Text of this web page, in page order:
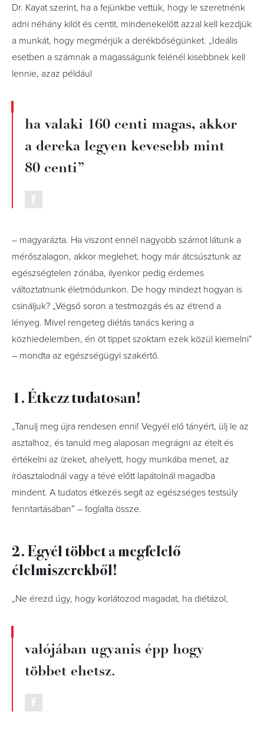
Dr. Kayat szerint, ha a fejünkbe vettük, hogy le szeretnénk
adni néhány kilót és centit, mindenekelőtt azzal kell kezdjük
a munkát, hogy megmérjük a derékbőségünket. „Ideális
esetben a számnak a magasságunk felénél kisebbnek kell
lennie, azaz például
ha valaki 160 centi magas, akkor
a dereka legyen kevesebb mint
80 centi”
– magyarázta. Ha viszont ennél nagyobb számot látunk a
mérőszalagon, akkor meglehet, hogy már átcsúsztunk az
egészségtelen zónába, ilyenkor pedig érdemes
változtatnunk életmódunkon. De hogy mindezt hogyan is
csináljuk? „Végső soron a testmozgás és az étrend a
lényeg. Mivel rengeteg diétás tanács kering a
közhiedelemben, én öt tippet szoktam ezek közül kiemelni”
– mondta az egészségügyi szakértő.
1. Étkezz tudatosan!
„Tanulj meg újra rendesen enni! Vegyél elő tányért, ülj le az
asztalhoz, és tanuld meg alaposan megrágni az ételt és
értékelni az ízeket, ahelyett, hogy munkába menet, az
íróasztalodnál vagy a tévé előtt lapátolnál magadba
mindent. A tudatos étkezés segít az egészséges testsúly
fenntartásában” – foglalta össze.
2. Egyél többet a megfelelő
élelmiszerekből!
„Ne érezd úgy, hogy korlátozod magadat, ha diétázol,
valójában ugyanis épp hogy
többet ehetsz.